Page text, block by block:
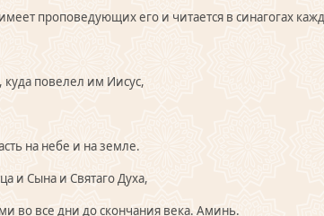
проповедующих его и читается в синагогах
повелел им Иисус,
на небе и на земле.
и Сына и Святаго Духа,
во все дни до скончания века. Аминь.